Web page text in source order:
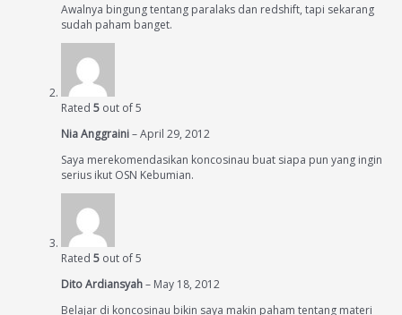
Awalnya bingung tentang paralaks dan redshift, tapi sekarang
sudah paham banget.
Rated 5 out of 5
Nia Anggraini–April 29, 2012
Saya merekomendasikan koncosinau buat siapa pun yang ingin
serius ikut OSN Kebumian.
Rated 5 out of 5
Dito Ardiansyah– May 18, 2012
Belajar di koncosinau bikin saya makin paham tentang materi